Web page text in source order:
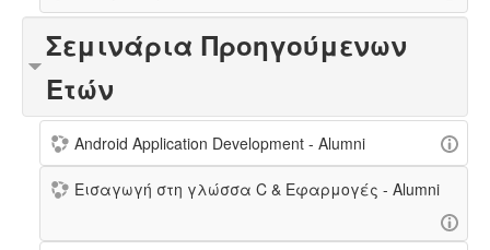
Σεμινάρια Προηγούμενων
Ετών
Android Application Development - Alumni
Εισαγωγή στη γλώσσα C & Εφαρμογές - Alumni